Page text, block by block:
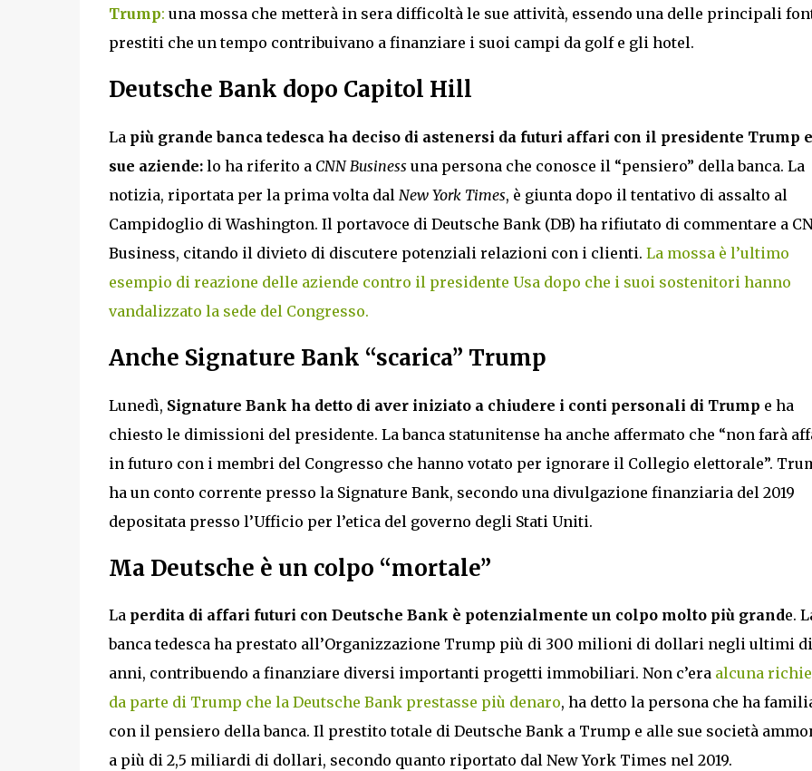
Trump: una mossa che metterà in sera difficoltà le sue attività, essendo una delle principali
prestiti che un tempo contribuivano a finanziare i suoi campi da golf e gli hotel.
Deutsche Bank dopo Capitol Hill
La più grande banca tedesca ha deciso di astenersi da futuri affari con il presidente Trump
sue aziende: lo ha riferito a CNN Business una persona che conosce il “pensiero” della banca. La
notizia, riportata per la prima volta dal New York Times, è giunta dopo il tentativo di assalto al
Campidoglio di Washington. Il portavoce di Deutsche Bank (DB) ha rifiutato di commentare a
Business, citando il divieto di discutere potenziali relazioni con i clienti. La mossa è l’ultimo
esempio di reazione delle aziende contro il presidente Usa dopo che i suoi sostenitori hanno
vandalizzato la sede del Congresso.
Anche Signature Bank “scarica” Trump
Lunedì, Signature Bank ha detto di aver iniziato a chiudere i conti personali di Trump e ha
chiesto le dimissioni del presidente. La banca statunitense ha anche affermato che “non farà
in futuro con i membri del Congresso che hanno votato per ignorare il Collegio elettorale”.
ha un conto corrente presso la Signature Bank, secondo una divulgazione finanziaria del 2019
depositata presso l’Ufficio per l’etica del governo degli Stati Uniti.
Ma Deutsche è un colpo “mortale”
La perdita di affari futuri con Deutsche Bank è potenzialmente un colpo molto più grande.
banca tedesca ha prestato all’Organizzazione Trump più di 300 milioni di dollari negli ultimi
anni, contribuendo a finanziare diversi importanti progetti immobiliari. Non c’eraalcuna
da parte di Trump che la Deutsche Bank prestasse più denaro, ha detto la persona che ha
con il pensiero della banca. Il prestito totale di Deutsche Bank a Trump e alle sue società
a più di 2,5 miliardi di dollari, secondo quanto riportato dal New York Times nel 2019.